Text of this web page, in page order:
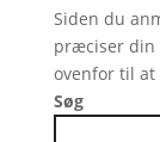
Siden du
præciser din
ovenfor til
Søg